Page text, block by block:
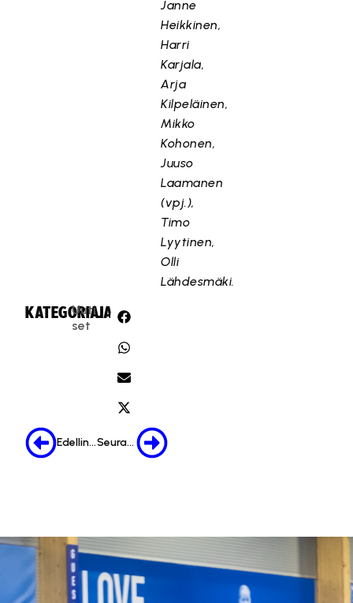
Janne
Heikkinen,
Harri
Karjala,
Arja
Kilpeläinen,
Mikko
Kohonen,
Juuso
Laamanen
(vpj.),
Timo
Lyytinen,
Olli
Lähdesmäki.
KATEGORIA:
Uuti
set
JAA:
Edellinen Seuraava